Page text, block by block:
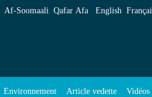
Af‑Soomaali Qafar Afa English
Environnement Article vedette Vidéos